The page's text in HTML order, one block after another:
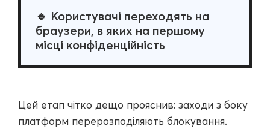
🔹 Користувачі переходять на
браузери, в яких на першому
місці конфіденційність
Цей етап чітко дещо прояснив: заходи з боку
платформ перерозподіляють блокування.